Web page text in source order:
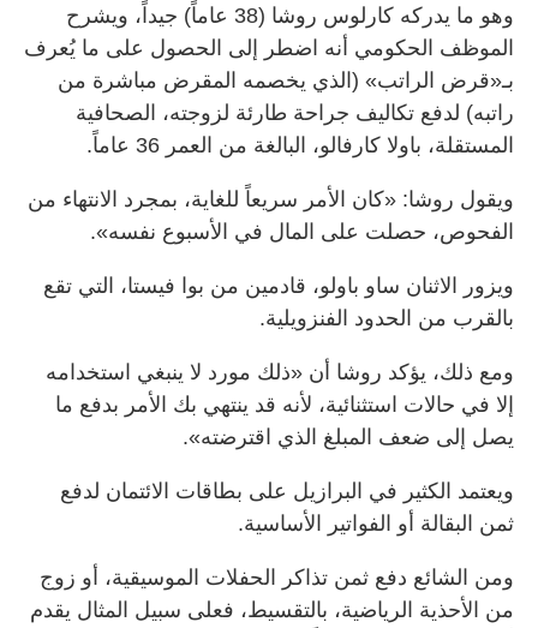
وهو ما يدركه كارلوس روشا (38 عاماً) جيداً، ويشرح
الموظف الحكومي أنه اضطر إلى الحصول على ما يُعرف
بـ«قرض الراتب» (الذي يخصمه المقرض مباشرة من
راتبه) لدفع تكاليف جراحة طارئة لزوجته، الصحافية
المستقلة، باولا كارفالو، البالغة من العمر 36 عاماً.
ويقول روشا: «كان الأمر سريعاً للغاية، بمجرد الانتهاء من
الفحوص، حصلت على المال في الأسبوع نفسه».
ويزور الاثنان ساو باولو، قادمين من بوا فيستا، التي تقع
بالقرب من الحدود الفنزويلية.
ومع ذلك، يؤكد روشا أن «ذلك مورد لا ينبغي استخدامه
إلا في حالات استثنائية، لأنه قد ينتهي بك الأمر بدفع ما
يصل إلى ضعف المبلغ الذي اقترضته».
ويعتمد الكثير في البرازيل على بطاقات الائتمان لدفع
ثمن البقالة أو الفواتير الأساسية.
ومن الشائع دفع ثمن تذاكر الحفلات الموسيقية، أو زوج
من الأحذية الرياضية، بالتقسيط، فعلى سبيل المثال يقدم